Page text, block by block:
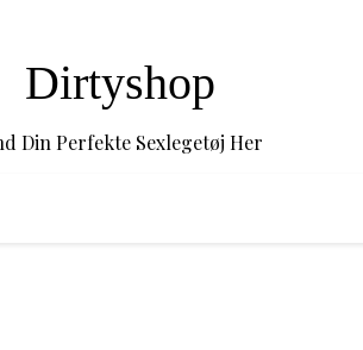
Dirtyshop
Din Perfekte Sexlegetøj Her